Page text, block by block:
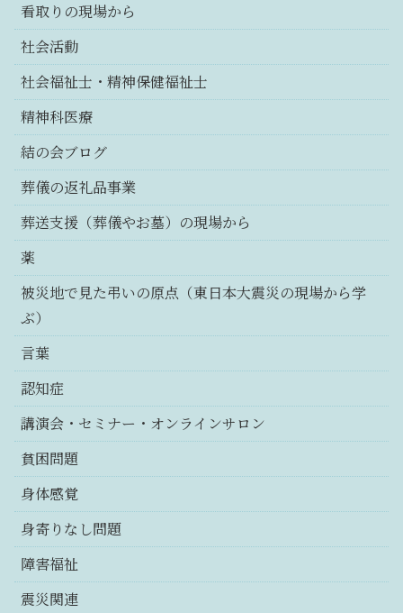
看取りの現場から
社会活動
社会福祉士・精神保健福祉士
精神科医療
結の会ブログ
葬儀の返礼品事業
葬送支援（葬儀やお墓）の現場から
薬
被災地で見た弔いの原点（東日本大震災の現場から学
ぶ）
言葉
認知症
講演会・セミナー・オンラインサロン
貧困問題
身体感覚
身寄りなし問題
障害福祉
震災関連